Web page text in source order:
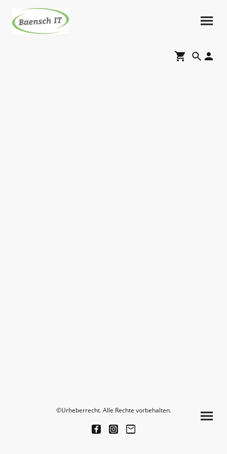
©Urheberrecht. Alle Rechte vorbehalten.